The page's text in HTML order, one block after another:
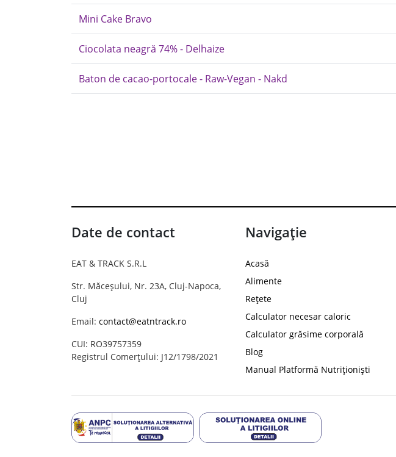
Mini Cake Bravo
Ciocolata neagră 74% - Delhaize
Baton de cacao-portocale - Raw-Vegan - Nakd
Date de contact
EAT & TRACK S.R.L
Str. Măceșului, Nr. 23A, Cluj-Napoca,
Cluj
Email: contact@eatntrack.ro
CUI: RO39757359
Registrul Comerțului: J12/1798/2021
Navigație
Acasă
Alimente
Rețete
Calculator necesar caloric
Calculator grăsime corporală
Blog
Manual Platformă Nutriționiști